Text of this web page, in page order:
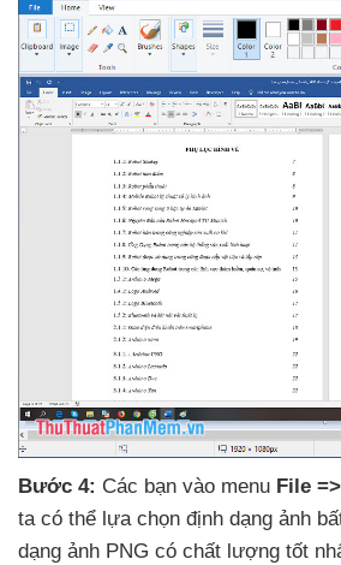
Bước 4: Các bạn vào menu File
ta có thể lựa chọn định dạng ảnh
dạng ảnh PNG có chất lượng tốt